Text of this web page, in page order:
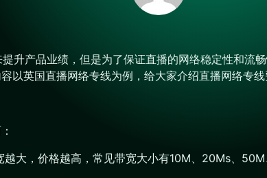
升产品业绩，但是为了保证直播的网络稳定性和流
以英国直播网络专线为例，给大家介绍直播网络专线
大，价格越高，常见带宽大小有10M、20Ms、50M